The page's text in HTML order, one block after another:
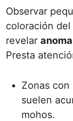
Observar
coloración
revelar
Presta
Zonas
suelen
mohos.